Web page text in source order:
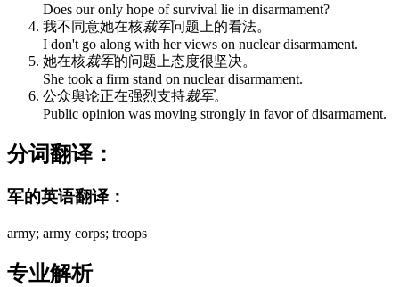
Does our only hope of survival lie in disarmament?
我不同意她在核裁军问题上的看法。
I don't go along with her views on nuclear disarmament.
她在核裁军的问题上态度很坚决。
She took a firm stand on nuclear disarmament.
公众舆论正在强烈支持裁军。
Public opinion was moving strongly in favor of disarmament.
分词翻译：
军的英语翻译：
army; army corps; troops
专业解析